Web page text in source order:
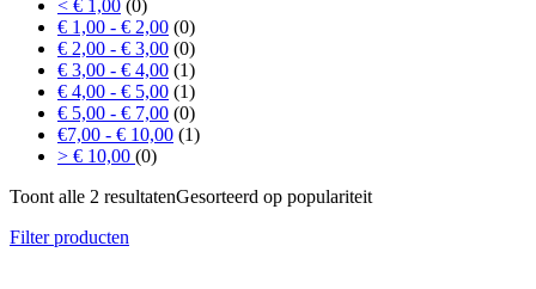
< € 1,00 (0)
€ 1,00 - € 2,00 (0)
€ 2,00 - € 3,00 (0)
€ 3,00 - € 4,00 (1)
€ 4,00 - € 5,00 (1)
€ 5,00 - € 7,00 (0)
€7,00 - € 10,00 (1)
> € 10,00 (0)
Toont alle 2 resultatenGesorteerd op populariteit
Filter producten